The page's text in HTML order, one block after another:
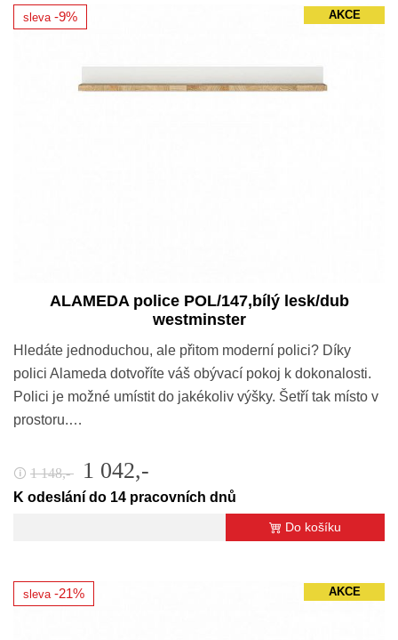
AKCE
ALAMEDA police POL/147,bílý lesk/dub
westminster
Hledáte jednoduchou, ale přitom moderní polici? Díky
polici Alameda dotvoříte váš obývací pokoj k dokonalosti.
Polici je možné umístit do jakékoliv výšky. Šetří tak místo v
prostoru.…
sleva -9%
🛈 1 148,- 1 042,-
K odeslání do 14 pracovních dnů
Do košíku
AKCE
sleva -21%